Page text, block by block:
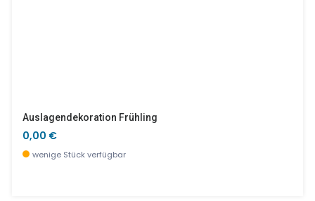
Auslagendekoration Frühling
0,00 €
wenige Stück verfügbar